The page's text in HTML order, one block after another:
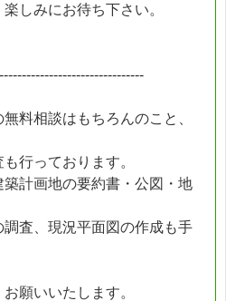
しみにお待ち下さい。
料相談はもちろんのこと、
行っております。
計画地の要約書・公図・地
査、現況平面図の作成も手
願いいたします。